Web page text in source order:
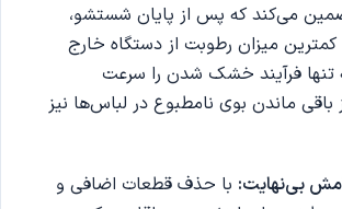
می‌کند که پس از پایان شستشو،
میزان رطوبت از دستگاه خارج
تنها فرآیند خشک شدن را سرعت
باقی ماندن بوی نامطبوع در لباس‌ها نیز
بی‌نهایت: با حذف قطعات اضافی و